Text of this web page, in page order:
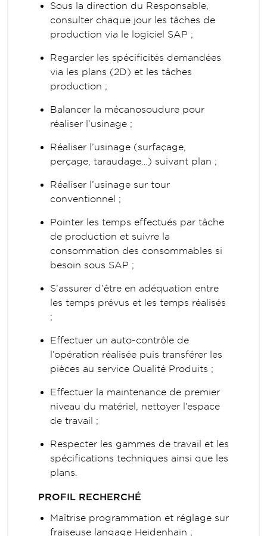
Sous la direction du Responsable,
consulter chaque jour les tâches de
production via le logiciel SAP ;
Regarder les spécificités demandées
via les plans (2D) et les tâches
production ;
Balancer la mécanosoudure pour
réaliser l’usinage ;
Réaliser l’usinage (surfaçage,
perçage, taraudage…) suivant plan ;
Réaliser l’usinage sur tour
conventionnel ;
Pointer les temps effectués par tâche
de production et suivre la
consommation des consommables si
besoin sous SAP ;
S’assurer d’être en adéquation entre
les temps prévus et les temps réalisés
;
Effectuer un auto-contrôle de
l’opération réalisée puis transférer les
pièces au service Qualité Produits ;
Effectuer la maintenance de premier
niveau du matériel, nettoyer l’espace
de travail ;
Respecter les gammes de travail et les
spécifications techniques ainsi que les
plans.
PROFIL RECHERCHÉ
Maîtrise programmation et réglage sur
fraiseuse langage Heidenhain ;